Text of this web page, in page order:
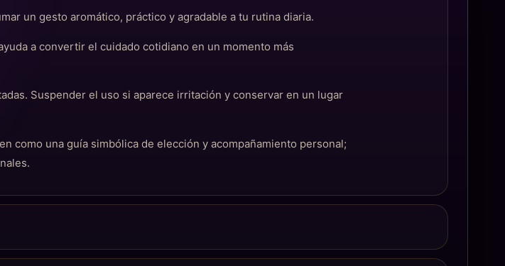
un gesto aromático, práctico y agradable a tu rutina diaria.
a convertir el cuidado cotidiano en un momento más
Suspender el uso si aparece irritación y conservar en un lugar
como una guía simbólica de elección y acompañamiento personal;